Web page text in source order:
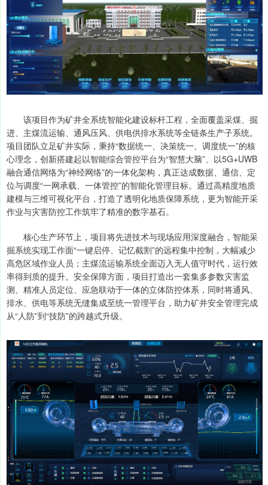
该项目作为矿井全系统智能化建设标杆工程，全面覆盖采煤、掘
进、主煤流运输、通风压风、供电供排水系统等全链条生产子系统。
项目团队立足矿井实际，秉持“数据统一、决策统一、调度统一”的核
心理念，创新搭建起以智能综合管控平台为“智慧大脑”、以5G+UWB
融合通信网络为“神经网络”的一体化架构，真正达成数据、通信、定
位与调度“一网承载、一体管控”的智能化管理目标。通过高精度地质
建模与三维可视化平台，打造了透明化地质保障系统，更为智能开采
作业与灾害防控工作筑牢了精准的数字基石。
核心生产环节上，项目将先进技术与现场应用深度融合，智能采
掘系统实现工作面“一键启停、记忆截割”的远程集中控制，大幅减少
高危区域作业人员；主煤流运输系统全面迈入无人值守时代，运行效
率得到质的提升。安全保障方面，项目打造出一套集多参数灾害监
测、精准人员定位、应急联动于一体的立体防控体系，同时将通风、
排水、供电等系统无缝集成至统一管理平台，助力矿井安全管理完成
从“人防”到“技防”的跨越式升级。